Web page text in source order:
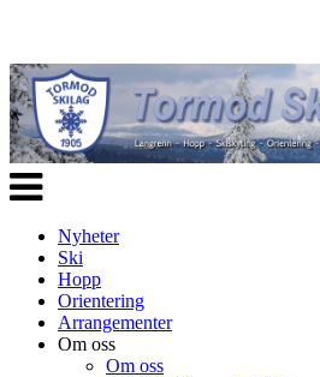
Veksle
navigasjon
Nyheter
Ski
Hopp
Orientering
Arrangementer
Om oss
Om oss